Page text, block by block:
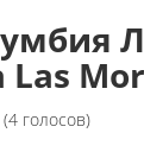
Las
голосов)